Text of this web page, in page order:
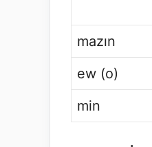
mazın
ew (o)
min